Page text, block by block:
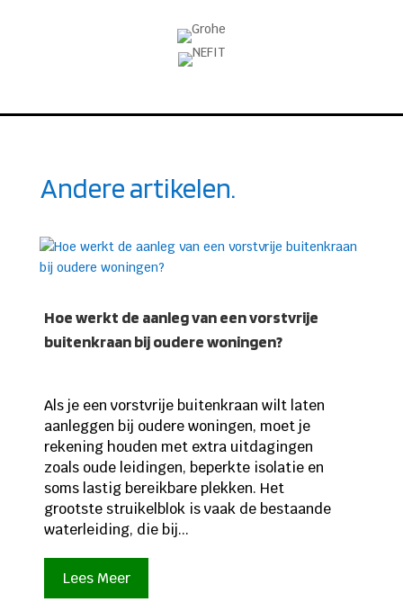
Andere artikelen.
Hoe werkt de aanleg van een vorstvrije
buitenkraan bij oudere woningen?
Als je een vorstvrije buitenkraan wilt laten
aanleggen bij oudere woningen, moet je
rekening houden met extra uitdagingen
zoals oude leidingen, beperkte isolatie en
soms lastig bereikbare plekken. Het
grootste struikelblok is vaak de bestaande
waterleiding, die bij...
Lees Meer